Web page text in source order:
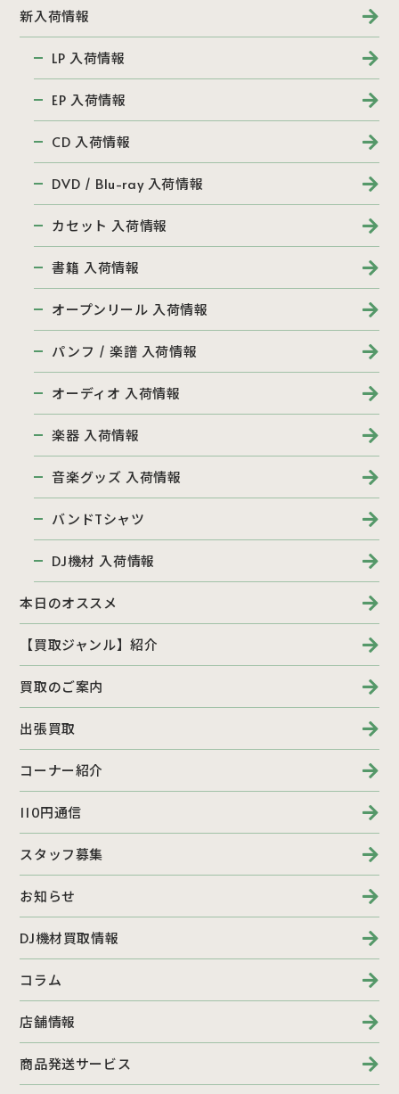
新入荷情報
LP 入荷情報
EP 入荷情報
CD 入荷情報
DVD / Blu-ray 入荷情報
カセット 入荷情報
書籍 入荷情報
オープンリール 入荷情報
パンフ / 楽譜 入荷情報
オーディオ 入荷情報
楽器 入荷情報
音楽グッズ 入荷情報
バンドTシャツ
DJ機材 入荷情報
本日のオススメ
【買取ジャンル】紹介
買取のご案内
出張買取
コーナー紹介
110円通信
スタッフ募集
お知らせ
DJ機材買取情報
コラム
店舗情報
商品発送サービス